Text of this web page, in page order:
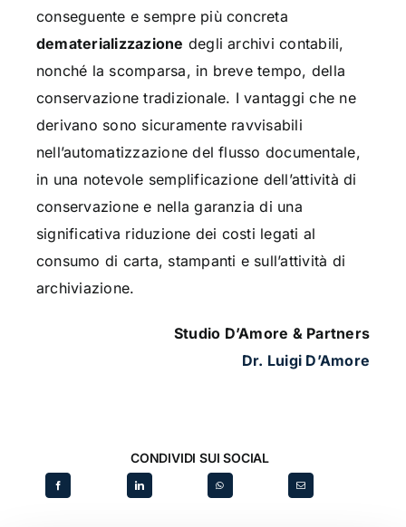
conseguente e sempre più concreta
dematerializzazione degli archivi contabili,
nonché la scomparsa, in breve tempo, della
conservazione tradizionale. I vantaggi che ne
derivano sono sicuramente ravvisabili
nell’automatizzazione del flusso documentale,
in una notevole semplificazione dell’attività di
conservazione e nella garanzia di una
significativa riduzione dei costi legati al
consumo di carta, stampanti e sull’attività di
archiviazione.
Studio D’Amore & Partners
Dr. Luigi D’Amore
CONDIVIDI SUI SOCIAL